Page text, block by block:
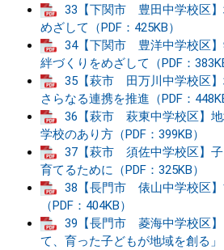
33【下関市 豊田中学校区
めざして（PDF：425KB）
34【下関市 豊洋中学校区
絆づくりをめざして（PDF：
35【萩市 田万川中学校区
さらなる連携を推進（PDF：
36【萩市 萩東中学校区】地
学校のあり方（PDF：399KB）
37【萩市 須佐中学校区】子
育てるために（PDF：325KB）
38【長門市 俵山中学校区】
（PDF：404KB）
39【長門市 菱海中学校区
て、育った子どもが地域を創る」